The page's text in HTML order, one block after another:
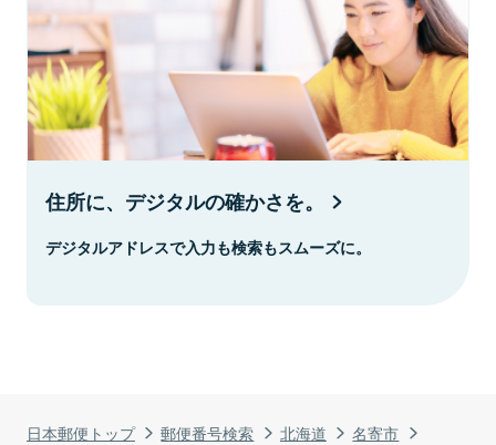
日本郵便トップ 郵便番号検索 北海道
名寄市
住所に、デジタルの確かさを。
デジタルアドレスで入力も検索もスムーズに。